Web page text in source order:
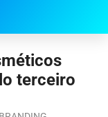
terceiro